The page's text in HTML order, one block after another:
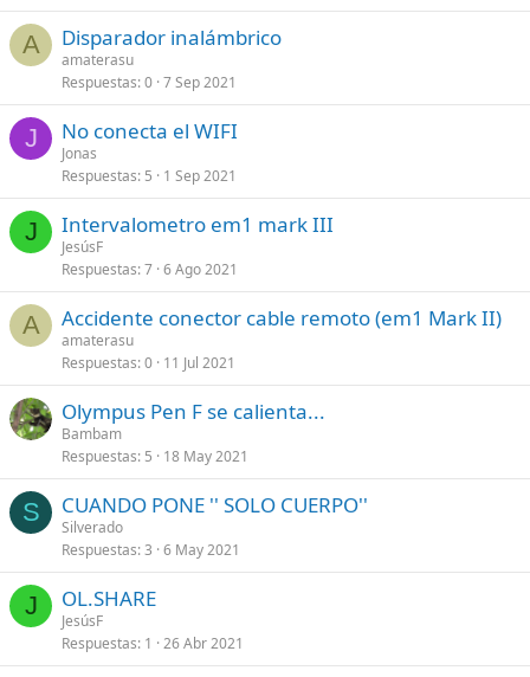
A Disparador inalámbrico
amaterasu
Respuestas 0 7 Sep 2021
J No conecta el WIFI
Jonas
Respuestas 5 1 Sep 2021
J Intervalometro em1 mark III
JesúsF
Respuestas 7 6 Ago 2021
A Accidente conector cable remoto (em1 Mark II)
amaterasu
Respuestas 0 11 Jul 2021
Olympus Pen F se calienta...
Bambam
Respuestas 5 18 May 2021
S CUANDO PONE '' SOLO CUERPO''
Silverado
Respuestas 3 6 May 2021
J OL.SHARE
JesúsF
Respuestas 1 26 Abr 2021